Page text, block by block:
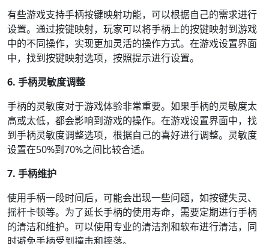
有些游戏支持手柄按键映射功能，可以根据自己的需求进行
设置。通过按键映射，玩家可以将手柄上的按键映射到游戏
中的不同操作，实现更加灵活的操作方式。在游戏设置界面
中，找到按键映射选项，按照提示进行设置。
6. 手柄灵敏度调整
手柄的灵敏度对于游戏体验非常重要。如果手柄的灵敏度太
高或太低，都会影响到游戏的操作。在游戏设置界面中，找
到手柄灵敏度调整选项，根据自己的喜好进行调整。灵敏度
设置在50%到70%之间比较合适。
7. 手柄维护
使用手柄一段时间后，可能会出现一些问题，如按键失灵、
摇杆卡顿等。为了延长手柄的使用寿命，需要定期进行手柄
的清洁和维护。可以使用专业的清洁剂和软布进行清洁，同
时避免手柄受到撞击和摔落。